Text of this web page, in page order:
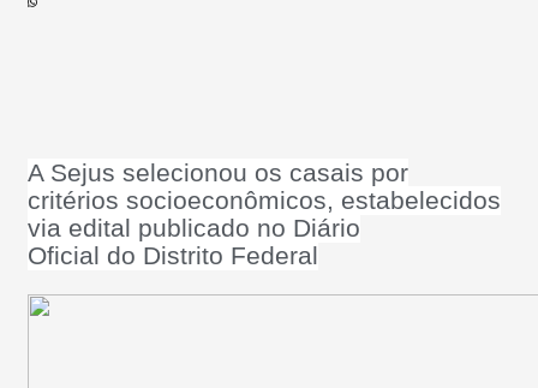
A Sejus selecionou os casais por
critérios socioeconômicos, estabelecidos
via edital publicado no Diário
Oficial do Distrito Federal